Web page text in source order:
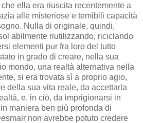
ella era riuscita recentemente a
alle misteriose e temibili capacità
Nulla di originale, quindi,
abilmente riutilizzando, riciclando
elementi pur fra loro del tutto
in grado di creare, nella sua
mondo, una realtà alternativa nella
si era trovata sì a proprio agio,
della sua vita reale, da accettarla
e, in ciò, da imprigionarsi in
maniera ben più profonda di
non avrebbe potuto credere